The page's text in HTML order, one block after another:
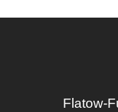
Flatow-